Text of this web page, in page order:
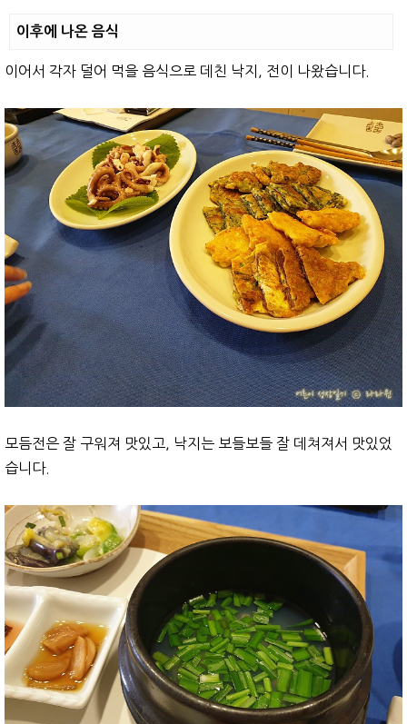
이후에 나온 음식
이어서 각자 덜어 먹을 음식으로 데친 낙지, 전이 나왔습니다.
모듬전은 잘 구워져 맛있고, 낙지는 보들보들 잘 데쳐져서 맛있었
습니다.